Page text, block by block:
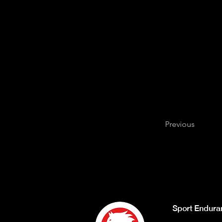
Previous
Sport